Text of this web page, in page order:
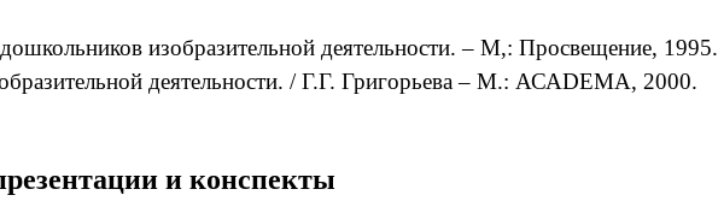
изобразительной деятельности. – М,: Просвещение, 1995.
деятельности. / Г.Г. Григорьева – М.: АСАDЕМА, 2000.
и конспекты